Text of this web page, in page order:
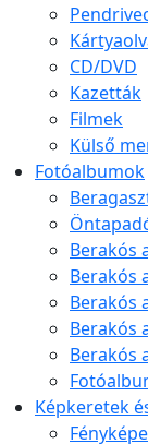
CD/DVD
Kazetták
Filmek
Külső
Fotóalbumok
Berakós
Berakós
Berakós
Berakós
Berakós
Képkeretek